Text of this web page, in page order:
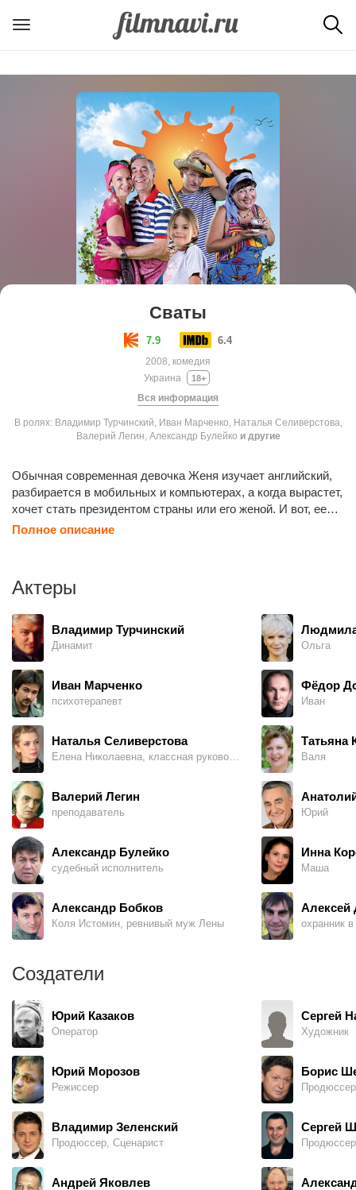
Сваты
7.9 6.4
2008, комедия
Украина
18+
Вся информация
В ролях: Владимир Турчинский, Иван Марченко, Наталья Селиверстова,
Валерий Легин, Александр Булейко и другие
Обычная современная девочка Женя изучает английский,
разбирается в мобильных и компьютерах, а когда вырастет,
хочет стать президентом страны или его женой. И вот, ее
родители едут отдыхать в Италию, и оставляют Женю под
Маши (типичные сельские жители), и родители папы
начинается борьба за внучку. Каждая пара пытается
перетянуть Женю на свою сторону всеми доступными
способами: балует, задаривает, задабривает, закармливает,
зацеловывает и прочие «за-». Вместе с внучкой сваты
успевают пережить массу приключений и проникаются друг
к другу симпатией. Но перед самым приездом родителей
Женя неожиданно пропадает.
Полное описание
Актеры
Владимир Турчинский
Динамит
Иван Марченко
психотерапевт
Наталья Селиверстова
Елена Николаевна, классная руководительница Жени
Валерий Легин
преподаватель
Александр Булейко
судебный исполнитель
Александр Бобков
Коля Истомин, ревнивый муж Лены
Ольга
Фёдор
Иван
Татьяна
Валя
Юрий
Инна
Маша
Алексей
охранник
Создатели
Юрий Казаков
Оператор
Юрий Морозов
Режиссер
Владимир Зеленский
Продюссер, Сценарист
Андрей Яковлев
Сергей
Художник
Борис
Продюссер
Сергей
Продюссер